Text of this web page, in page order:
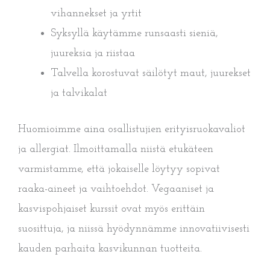
vihannekset ja yrtit
Syksyllä käytämme runsaasti sieniä,
juureksia ja riistaa
Talvella korostuvat säilötyt maut, juurekset
ja talvikalat
Huomioimme aina osallistujien erityisruokavaliot
ja allergiat. Ilmoittamalla niistä etukäteen
varmistamme, että jokaiselle löytyy sopivat
raaka-aineet ja vaihtoehdot. Vegaaniset ja
kasvispohjaiset kurssit ovat myös erittäin
suosittuja, ja niissä hyödynnämme innovatiivisesti
kauden parhaita kasvikunnan tuotteita.